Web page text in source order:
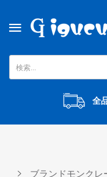
全
ブランドモンク